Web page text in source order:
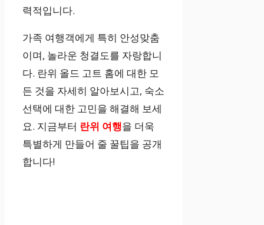
력적입니다.
가족 여행객에게 특히 안성맞춤
이며, 놀라운 청결도를 자랑합니
다. 란위 올드 고트 홈에 대한 모
든 것을 자세히 알아보시고, 숙소
선택에 대한 고민을 해결해 보세
요. 지금부터 란위 여행을 더욱
특별하게 만들어 줄 꿀팁을 공개
합니다!